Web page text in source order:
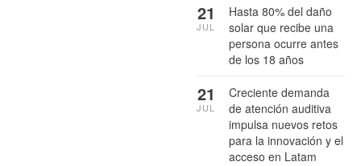
Hasta 80% del daño
solar que recibe una
persona ocurre antes
de los 18 años
21
JUL
Creciente demanda
de atención auditiva
impulsa nuevos retos
para la innovación y el
acceso en Latam
21
JUL